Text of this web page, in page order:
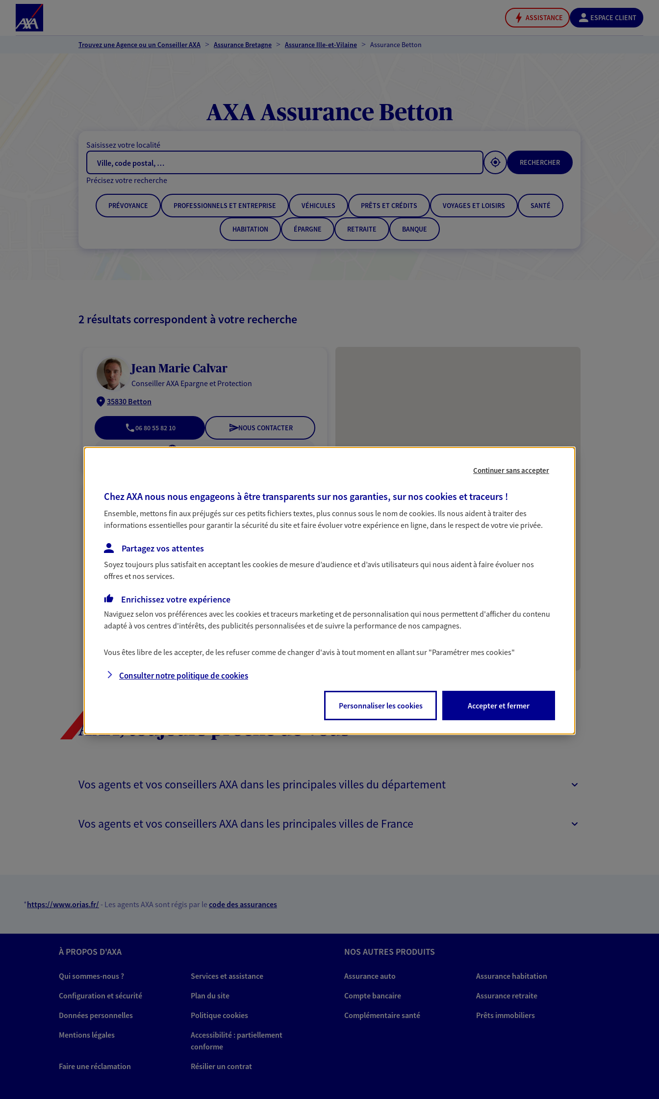
ASSISTANCE ESPACE CLIENT
Trouvez une Agence ou un Conseiller AXA Assurance Bretagne Assurance Ille-et-Vilaine Assurance Betton
AXA Assurance Betton
Saisissez votre localité
RECHERCHER
Précisez votre recherche
PRÉVOYANCE PROFESSIONNELS ET ENTREPRISE VÉHICULES PRÊTS ET CRÉDITS VOYAGES ET LOISIRS SANTÉ
HABITATION ÉPARGNE RETRAITE BANQUE
2 résultats correspondent à votre recherche
Jean Marie Calvar
Conseiller AXA Epargne et Protection
35830 Betton
06 80 55 82 10 NOUS CONTACTER
VOIR NOTRE SITE WEB
Gallier Adjutor
Agents Généraux d'assurance exclusif AXA France
Agence accessible
Horaires :Fermé
Ouvre le 11 août à 09:00
02 99 23 18 66
VOIR NOTRE SITE WEB
MAXIME (17006282)
AXA, toujours proche de vous
Vos agents et vos conseillers AXA dans les principales villes du département
Vos agents et vos conseillers AXA dans les principales villes de France
*https://www.orias.fr/ - Les agents AXA sont régis par lecode des assurances
À PROPOS D'AXA
Qui sommes-nous ?
Services et assistance
Configuration et sécurité
Plan du site
Données personnelles
Politique cookies
Mentions légales
Accessibilité : partiellement
conforme
Faire une réclamation
Résilier un contrat
NOS AUTRES PRODUITS
Assurance auto
Assurance habitation
Compte bancaire
Assurance retraite
Complémentaire santé
Prêts immobiliers
Continuer sans accepter
Chez AXA nous nous engageons à être transparents sur nos garanties, sur nos cookies et traceurs !
Ensemble, mettons fin aux préjugés sur ces petits fichiers textes, plus connus sous le nom decookies. Ils nous aident à traiter des
informations essentielles pour garantir la sécurité du site et faire évoluer votre expérience en ligne, dans le respect de votre vie privée.
Partagez vos attentes
Soyez toujours plus satisfait en acceptant lescookiesde mesure d’audience et d’avis utilisateurs qui nous aident à faire évoluer nos
offres et nos services.
Enrichissez votre expérience
Naviguez selon vos préférences avec lescookies et traceurs marketing et de personnalisation qui nous permettent d'afficher du contenu
adapté à vos centres d'intérêts, des publicités personnalisées et de suivre la performance de nos campagnes.
Vous êtes libre de les accepter, de les refuser comme de changer d'avis à tout moment en allant sur "Paramétrer mescookies"
Consulter notre politique decookies
Personnaliser les cookies Accepter et fermer